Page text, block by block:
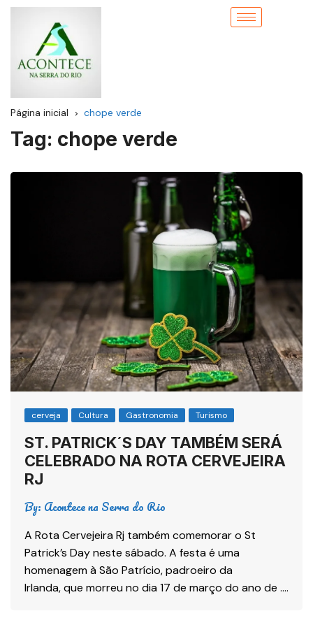
Página inicial chope verde
Tag: chope verde
cerveja Cultura Gastronomia Turismo
ST. PATRICK´S DAY TAMBÉM SERÁ
CELEBRADO NA ROTA CERVEJEIRA
RJ
By: Acontece na Serra do Rio
A Rota Cervejeira Rj também comemorar o St
Patrick’s Day neste sábado. A festa é uma
homenagem à São Patrício, padroeiro da
Irlanda, que morreu no dia 17 de março do ano de ….